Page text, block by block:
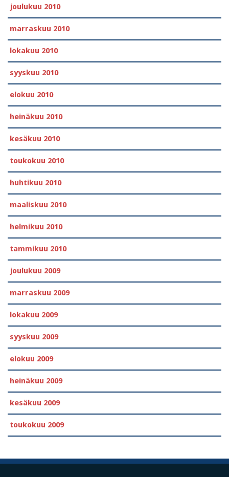
joulukuu 2010
marraskuu 2010
lokakuu 2010
syyskuu 2010
elokuu 2010
heinäkuu 2010
kesäkuu 2010
toukokuu 2010
huhtikuu 2010
maaliskuu 2010
helmikuu 2010
tammikuu 2010
joulukuu 2009
marraskuu 2009
lokakuu 2009
syyskuu 2009
elokuu 2009
heinäkuu 2009
kesäkuu 2009
toukokuu 2009